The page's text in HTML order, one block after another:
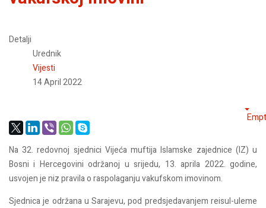
Detalji
Urednik
Vijesti
14 April 2022
Na 32. redovnoj sjednici Vijeća muftija Islamske zajednice (IZ) u
Bosni i Hercegovini održanoj u srijedu, 13. aprila 2022. godine,
usvojen je niz pravila o raspolaganju vakufskom imovinom.
Sjednica je održana u Sarajevu, pod predsjedavanjem reisul-uleme